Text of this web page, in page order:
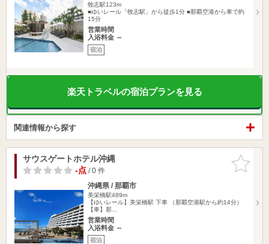
牧志駅123m
■ゆいレール「牧志駅」から徒歩1分 ■那覇空港から車で約
15分
営業時間
入浴料金 ～
宿泊
楽天トラベルの宿泊プランを見る
関連情報から探す
お気に入
りに追加
サウスゲートホテル沖縄
-点/ 0 件
沖縄県 / 那覇市
美栄橋駅489m
【ゆいレール】美栄橋駅 下車 （那覇空港駅から約14分）
【車】那…
営業時間
入浴料金 ～
宿泊